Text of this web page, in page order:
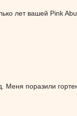
лет вашей Pink
Меня поразили